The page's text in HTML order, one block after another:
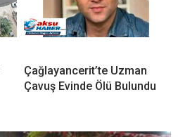
Çağlayancerit’te Uzman
Çavuş Evinde Ölü Bulundu